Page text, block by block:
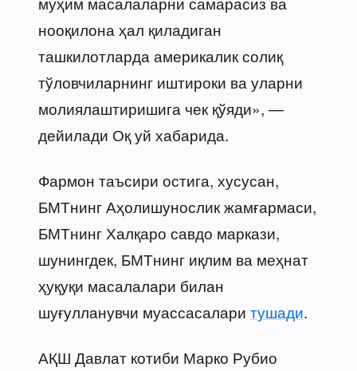
нооқилона ҳал қиладиган
ташкилотларда америкалик солиқ
тўловчиларнинг иштироки ва уларни
молиялаштиришига чек қўяди», —
дейилади Оқ уй хабарида.
Фармон таъсири остига, хусусан,
БМТнинг Аҳолишунослик жамғармаси,
БМТнинг Халқаро савдо маркази,
шунингдек, БМТнинг иқлим ва меҳнат
ҳуқуқи масалалари билан
шуғулланувчи муассасалари тушади.
АҚШ Давлат котиби Марко Рубио